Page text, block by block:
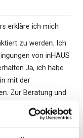
erkläre ich mich
zu werden. Ich
von inHAUS
ich habe
mit der
Zur Beratung und
Dafür enthält